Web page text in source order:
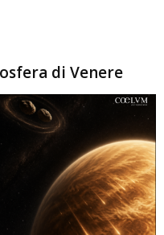
di Venere